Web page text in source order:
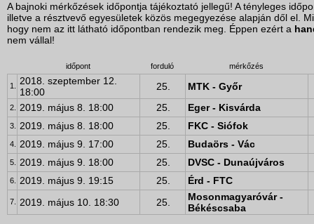
A bajnoki mérkőzések időpontja tájékoztató jellegű! A tényleges
illetve a résztvevő egyesületek közös megegyezése alapján dől el.
hogy nem az itt látható időpontban rendezik meg. Éppen ezért a
nem vállal!
időpont forduló mérkőzés
1.
2018. szeptember 12.
18:00
25. MTK - Győr
2. 2019. május 8. 18:00 25. Eger - Kisvárda
3. 2019. május 8. 18:00 25. FKC - Siófok
4. 2019. május 9. 17:00 25. Budaörs - Vác
5. 2019. május 9. 18:00 25. DVSC - Dunaújváros
6. 2019. május 9. 19:15 25. Érd - FTC
7. 2019. május 10. 18:30 25.
Mosonmagyaróvár -
Békéscsaba